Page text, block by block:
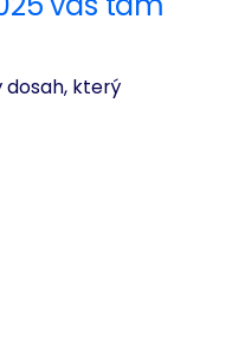
dosah, který